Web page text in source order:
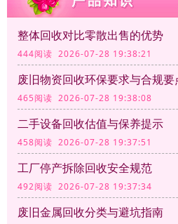
整体回收对比零散出售的优势
444阅读 2026-07-28 19:38:21
废旧物资回收环保要求与合规要
465阅读 2026-07-28 19:38:08
二手设备回收估值与保养提示
458阅读 2026-07-28 19:37:51
工厂停产拆除回收安全规范
492阅读 2026-07-28 19:37:34
废旧金属回收分类与避坑指南